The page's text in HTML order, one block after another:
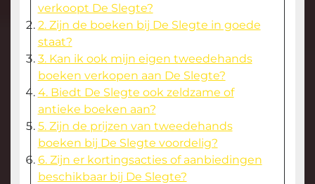
verkoopt De Slegte?
2. Zijn de boeken bij De Slegte in goede
staat?
3. Kan ik ook mijn eigen tweedehands
boeken verkopen aan De Slegte?
4. Biedt De Slegte ook zeldzame of
antieke boeken aan?
5. Zijn de prijzen van tweedehands
boeken bij De Slegte voordelig?
6. Zijn er kortingsacties of aanbiedingen
beschikbaar bij De Slegte?